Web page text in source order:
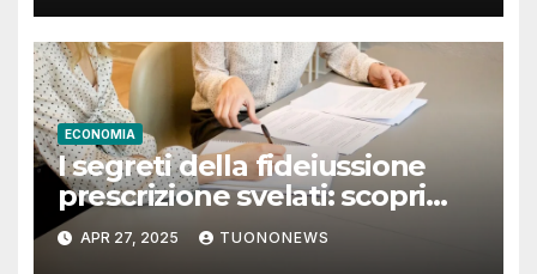
ECONOMIA
I segreti della fideiussione
prescrizione svelati: scopri
cosa fare in caso di
controversie
APR 27, 2025 TUONONEWS